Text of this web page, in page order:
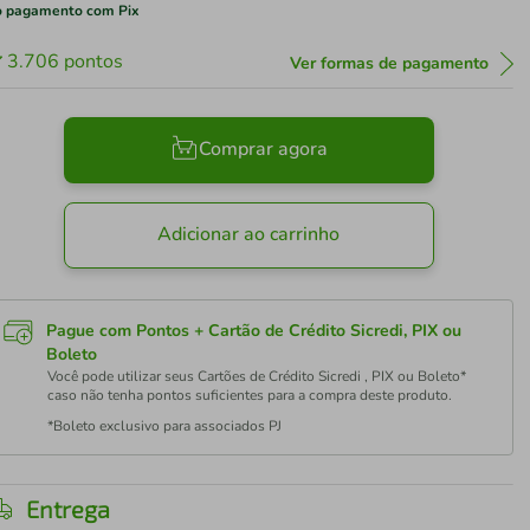
pagamento com Pix
3.706 pontos Ver formas de pagamento
Comprar agora
Adicionar ao carrinho
Pague com Pontos + Cartão de Crédito Sicredi, PIX ou
Boleto
Você pode utilizar seus Cartões de Crédito Sicredi , PIX ou Boleto*
caso não tenha pontos suficientes para a compra deste produto.
*Boleto exclusivo para associados PJ
Entrega